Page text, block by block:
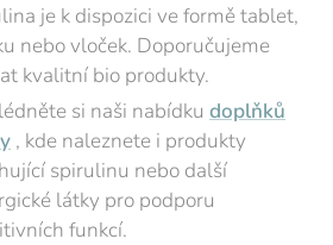
je k dispozici ve formě tablet,
nebo vloček. Doporučujeme
kvalitní bio produkty.
si naši nabídku doplňků
, kde naleznete i produkty
spirulinu nebo další
látky pro podporu
funkcí.